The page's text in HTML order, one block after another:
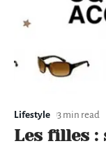
Lifestyle 3 min read
Les filles :